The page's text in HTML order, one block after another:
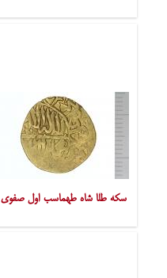
سکه طلا شاه طهماسب اول صفوی